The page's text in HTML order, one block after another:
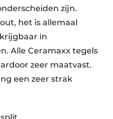
zijn.
het is allemaal
in
Alle Ceramaxx tegels
zeer maatvast.
een zeer strak